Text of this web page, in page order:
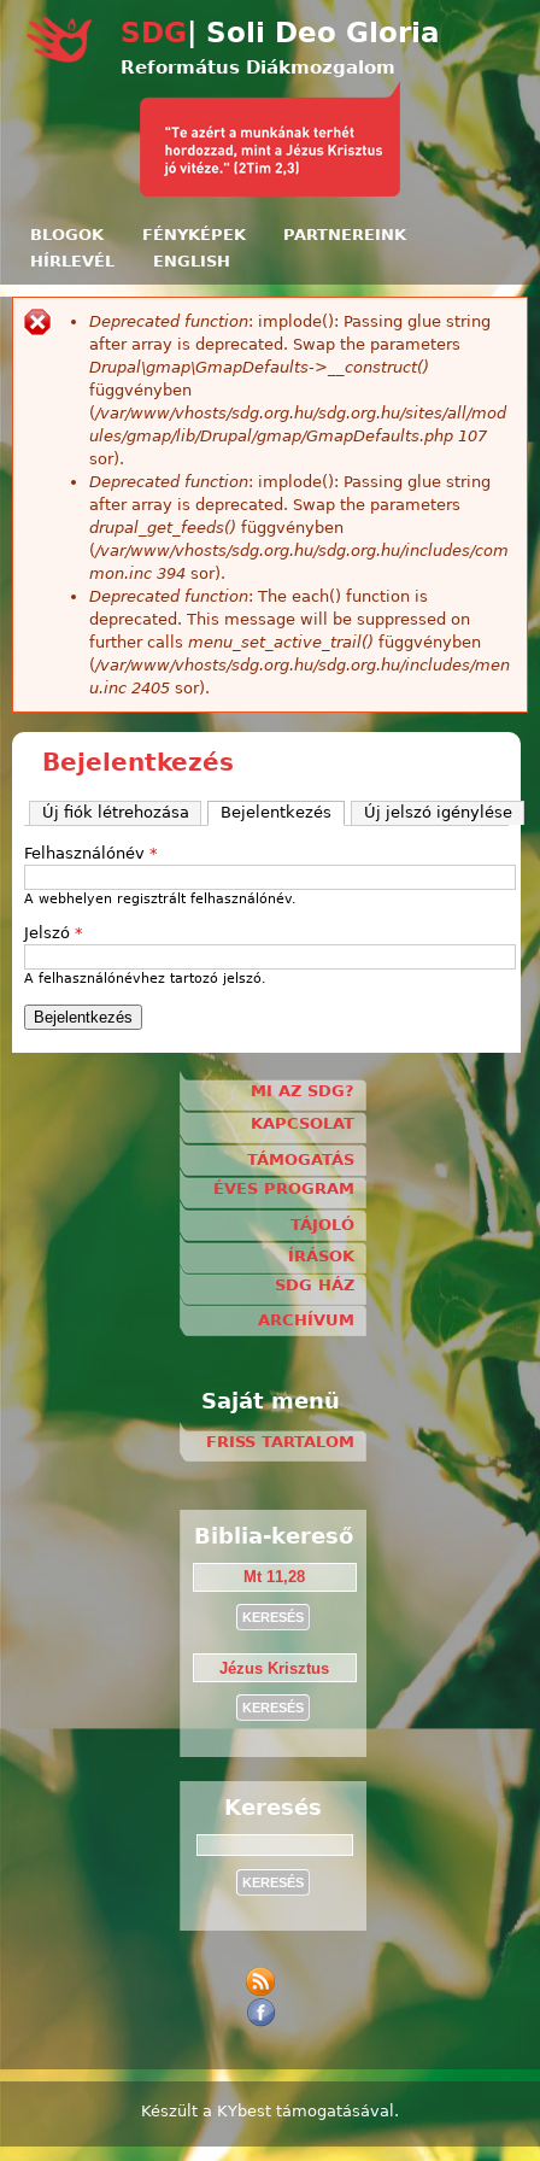
Ugrás a tartalomra
SDG | Soli Deo Gloria
Református Diákmozgalom
BLOGOK FÉNYKÉPEK
PARTNEREINK
HÍRLEVÉL
ENGLISH
Hibaüzenet
Deprecated function: implode(): Passing glue string
after array is deprecated. Swap the parameters
Drupal\gmap\GmapDefaults->__construct()
függvényben
(/var/www/vhosts/sdg.org.hu/sdg.org.hu/sites/all/mod
ules/gmap/lib/Drupal/gmap/GmapDefaults.php 107
sor).
Deprecated function: implode(): Passing glue string
after array is deprecated. Swap the parameters
drupal_get_feeds() függvényben
(/var/www/vhosts/sdg.org.hu/sdg.org.hu/includes/com
mon.inc 394 sor).
Deprecated function: The each() function is
deprecated. This message will be suppressed on
further calls menu_set_active_trail() függvényben
(/var/www/vhosts/sdg.org.hu/sdg.org.hu/includes/men
u.inc 2405 sor).
Bejelentkezés
Új fiók létrehozása Bejelentkezés (aktív fül)
Új jelszó igénylése
Felhasználónév *
A webhelyen regisztrált felhasználónév.
Jelszó *
A felhasználónévhez tartozó jelszó.
MI AZ SDG?
KAPCSOLAT
TÁMOGATÁS
ÉVES PROGRAM
TÁJOLÓ
ÍRÁSOK
SDG HÁZ
ARCHÍVUM
Saját menü
FRISS TARTALOM
Biblia-kereső
Keresés
Készült a KYbest támogatásával.